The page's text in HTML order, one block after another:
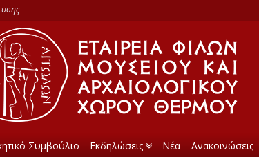
Συμβούλιο Εκδηλώσεις Νέα – Ανακοινώσεις